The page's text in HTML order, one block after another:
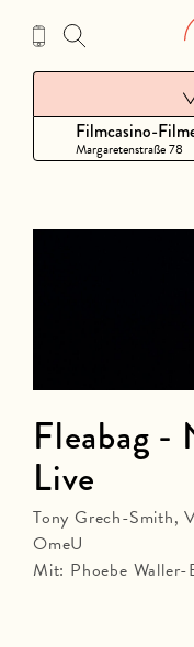
Inhalt
Filmcasino-
Margaretenstraße 78
Fleabag -
Live
Tony Grech-Smith,
OmeU
Mit: Phoebe Waller-